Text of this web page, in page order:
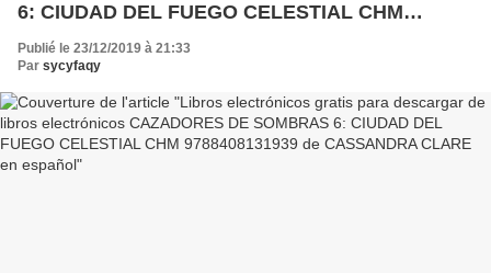
6: CIUDAD DEL FUEGO CELESTIAL CHM
9788408131939 de CASSANDRA CLARE en
español
Publié le 23/12/2019 à 21:33
Par sycyfaqy